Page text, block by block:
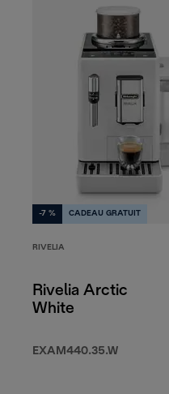
-7 % CADEAU GRATUIT
RIVELIA
Rivelia Arctic
White
EXAM440.35.W